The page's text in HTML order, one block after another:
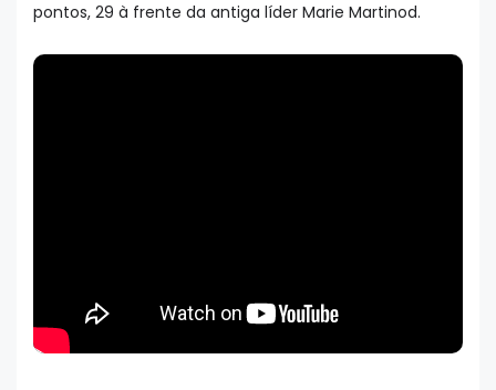
pontos, 29 à frente da antiga líder Marie Martinod.